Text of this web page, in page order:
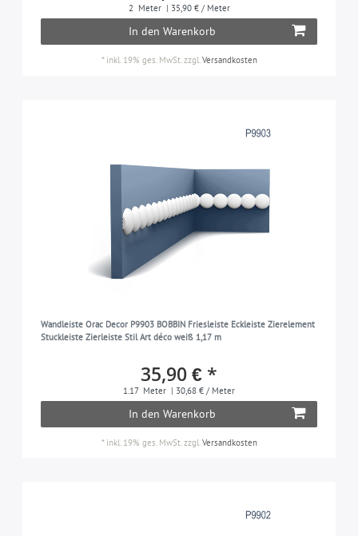
2 Meter | 35,90 € / Meter
In den Warenkorb
* inkl. 19% ges. MwSt.zzgl.Versandkosten
Wandleiste Orac Decor P9903 BOBBIN Friesleiste Eckleiste Zierelement
Stuckleiste Zierleiste Stil Art déco weiß 1,17 m
35,90 € *
1.17 Meter | 30,68 € / Meter
In den Warenkorb
* inkl. 19% ges. MwSt.zzgl.Versandkosten